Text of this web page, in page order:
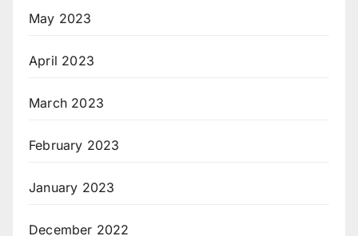
May 2023
April 2023
March 2023
February 2023
January 2023
December 2022